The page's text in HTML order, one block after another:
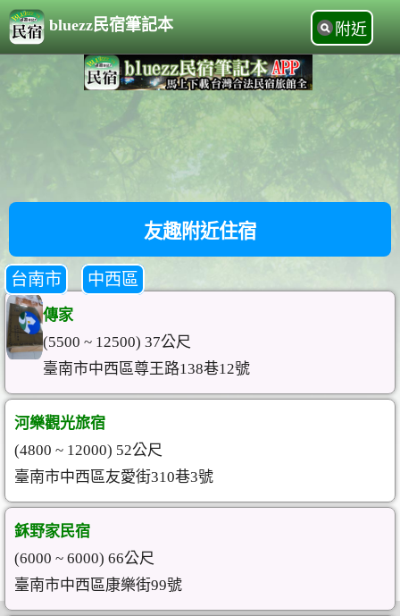
bluezz民宿筆記本 附近
友趣附近住宿
台南市 中西區
傳家
(5500 ~ 12500) 37公尺
臺南市中西區尊王路138巷12號
河樂觀光旅宿
(4800 ~ 12000) 52公尺
臺南市中西區友愛街310巷3號
鉌野家民宿
(6000 ~ 6000) 66公尺
臺南市中西區康樂街99號